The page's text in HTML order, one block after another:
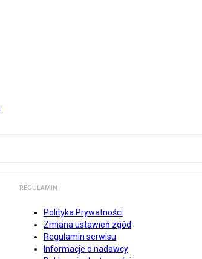
REGULAMIN
Polityka Prywatności
Zmiana ustawień zgód
Regulamin serwisu
Informacje o nadawcy